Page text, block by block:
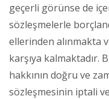
geçerli görünse de
sözleşmelerle
ellerinden alınmakta
karşıya kalmaktadır.
hakkının doğru ve
sözleşmesinin iptali